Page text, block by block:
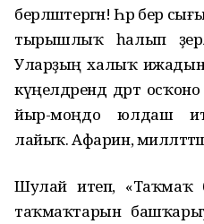
берләштергән! Һәр бер
тырышлыҡ һалып
Уларҙың халыҡ
күңелдәрендә дәрт
йыр-моңдо юлдаш
лайыҡ. Афарин,
Шулай итеп, «Таҡмаҡ
таҡмаҡтарын